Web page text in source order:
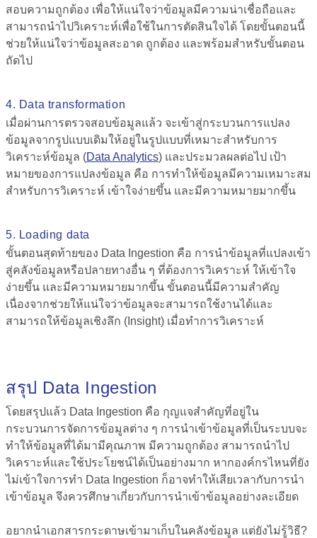
สอบความถูกต้อง เพื่อให้แน่ใจว่าข้อมูลมีความน่าเชื่อถือและ
สามารถนำไปวิเคราะห์เพื่อใช้ในการตัดสินใจได้ โดยขั้นตอนนี้
ช่วยให้แน่ใจว่าข้อมูลสะอาด ถูกต้อง และพร้อมสำหรับขั้นตอน
ถัดไป
4. Data transformation
เมื่อผ่านการตรวจสอบข้อมูลแล้ว จะเข้าสู่กระบวนการแปลง
ข้อมูลจากรูปแบบเดิมให้อยู่ในรูปแบบที่เหมาะสำหรับการ
วิเคราะห์ข้อมูล (Data Analytics) และประมวลผลต่อไป เป้า
หมายของการแปลงข้อมูล คือ การทำให้ข้อมูลมีความเหมาะสม
สำหรับการวิเคราะห์ เข้าใจง่ายขึ้น และมีความหมายมากขึ้น
5. Loading data
ขั้นตอนสุดท้ายของ Data Ingestion คือ การนำข้อมูลที่แปลงเข้า
สู่คลังข้อมูลหรือปลายทางอื่น ๆ ที่ต้องการวิเคราะห์ ให้เข้าใจ
ง่ายขึ้น และมีความหมายมากขึ้น ขั้นตอนนี้มีความสำคัญ
เนื่องจากช่วยให้แน่ใจว่าข้อมูลจะสามารถใช้งานได้และ
สามารถให้ข้อมูลเชิงลึก (Insight) เมื่อทำการวิเคราะห์
สรุป Data Ingestion
โดยสรุปแล้ว Data Ingestion คือ กุญแจสำคัญที่อยู่ใน
กระบวนการจัดการข้อมูลต่าง ๆ การนำเข้าข้อมูลที่เป็นระบบจะ
ทำให้ข้อมูลที่ได้มามีคุณภาพ มีความถูกต้อง สามารถนำไป
วิเคราะห์และใช้ประโยชน์ได้เป็นอย่างมาก หากองค์กรไหนที่ยัง
ไม่เข้าใจการทำ Data Ingestion ก็อาจทำให้เสียเวลากับการนำ
เข้าข้อมูล จึงควรศึกษาเกี่ยวกับการนำเข้าข้อมูลอย่างละเอียด
อยากนำเอกสารกระดาษเข้ามาเก็บในคลังข้อมูล แต่ยังไม่รู้วิธี?